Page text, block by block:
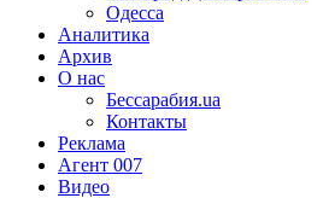
Одесса
Аналитика
Архив
О нас
Бессарабия.ua
Контакты
Реклама
Агент 007
Видео